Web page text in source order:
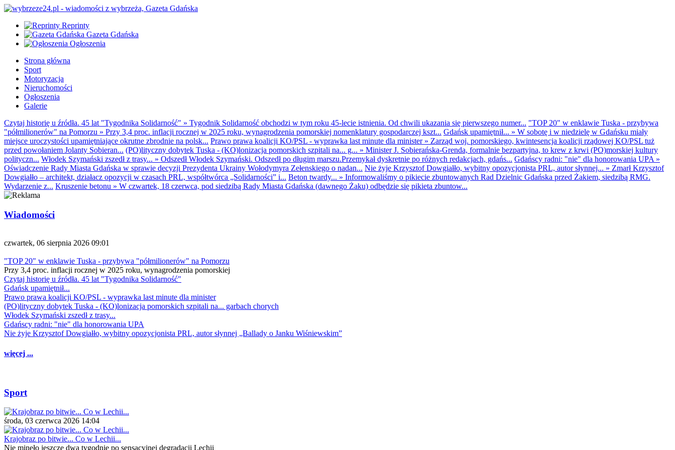
Reprinty
Gazeta Gdańska
Ogłoszenia
Strona główna
Sport
Motoryzacja
Nieruchomości
Ogłoszenia
Galerie
Czytaj historię u źródła. 45 lat "Tygodnika Solidarność" » Tygodnik Solidarność obchodzi w tym roku 45-lecie istnienia. Od chwili ukazania się pierwszego numer... "TOP 20" w enklawie Tuska - przybywa
"półmilionerów" na Pomorzu » Przy 3,4 proc. inflacji rocznej w 2025 roku, wynagrodzenia pomorskiej nomenklatury gospodarczej kszt... Gdańsk upamiętnił... » W sobotę i w niedzielę w Gdańsku miały
miejsce uroczystości upamiętniające okrutne zbrodnie na polsk... Prawo prawa koalicji KO/PSL - wyprawka last minute dla minister» Zarząd woj. pomorskiego, kwintesencja koalicji rządowej KO/PSL tuż
przed powołaniem Jolanty Sobieran... (PO)lityczny dobytek Tuska - (KO)lonizacja pomorskich szpitali na... g... » Minister J. Sobierańska-Grenda, formalnie bezpartyjna, to krew z krwi (PO)morskiej kultury
polityczn... Włodek Szymański zszedł z trasy... » Odszedł Włodek Szymański. Odszedł po długim marszu.Przemykał dyskretnie po różnych redakcjach, gdańs... Gdańscy radni: "nie" dla honorowania UPA »
Oświadczenie Rady Miasta Gdańska w sprawie decyzji Prezydenta Ukrainy Wołodymyra Zełenskiego o nadan... Nie żyje Krzysztof Dowgiałło, wybitny opozycjonista PRL, autor słynnej... » Zmarł Krzysztof
Dowgiałło – architekt, działacz opozycji w czasach PRL, współtwórca „Solidarności” i... Beton twardy... » Informowaliśmy o pikiecie zbuntowanych Rad Dzielnic Gdańska przed Żakiem, siedzibą RMG.
Wydarzenie z... Kruszenie betonu » W czwartek, 18 czerwca, pod siedzibą Rady Miasta Gdańska (dawnego Żaku) odbędzie się pikieta zbuntow...
Wiadomości
czwartek, 06 sierpnia 2026 09:01
"TOP 20" w enklawie Tuska - przybywa "półmilionerów" na Pomorzu
Przy 3,4 proc. inflacji rocznej w 2025 roku, wynagrodzenia pomorskiej
Czytaj historię u źródła. 45 lat "Tygodnika Solidarność"
Gdańsk upamiętnił...
Prawo prawa koalicji KO/PSL - wyprawka last minute dla minister
(PO)lityczny dobytek Tuska - (KO)lonizacja pomorskich szpitali na... garbach chorych
Włodek Szymański zszedł z trasy...
Gdańscy radni: "nie" dla honorowania UPA
Nie żyje Krzysztof Dowgiałło, wybitny opozycjonista PRL, autor słynnej „Ballady o Janku Wiśniewskim”
więcej ...
Sport
środa, 03 czerwca 2026 14:04
Krajobraz po bitwie... Co w Lechii...
Nie minęło jeszcze dwa tygodnie po sensacyjnej degradacji Lechii